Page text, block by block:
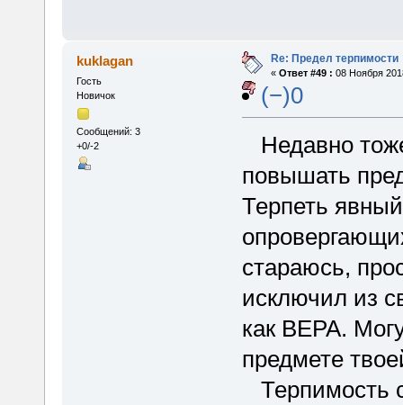
kuklagan
Гость
Новичок
Сообщений: 3
+0/-2
Re: Предел терпимости
« Ответ #49 : 08 Ноября
(−)0
Недавно
повышать
Терпеть
стараюсь,
исключил из
как ВЕРА.
предмете
Терпимость